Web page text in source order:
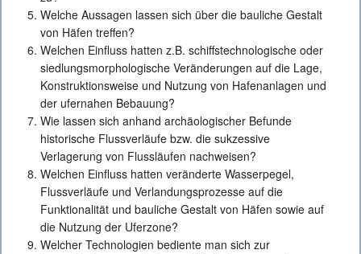
Welche Aussagen lassen sich über die bauliche Gestalt
von Häfen treffen?
Welchen Einfluss hatten z.B. schiffstechnologische oder
siedlungsmorphologische Veränderungen auf die Lage,
Konstruktionsweise und Nutzung von Hafenanlagen und
der ufernahen Bebauung?
Wie lassen sich anhand archäologischer Befunde
historische Flussverläufe bzw. die sukzessive
Verlagerung von Flussläufen nachweisen?
Welchen Einfluss hatten veränderte Wasserpegel,
Flussverläufe und Verlandungsprozesse auf die
Funktionalität und bauliche Gestalt von Häfen sowie auf
die Nutzung der Uferzone?
Welcher Technologien bediente man sich zur